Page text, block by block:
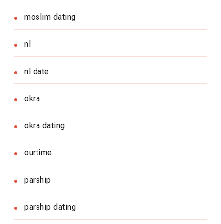
moslim dating
nl
nl date
okra
okra dating
ourtime
parship
parship dating